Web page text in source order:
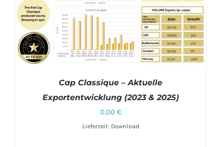
Cap Classique – Aktuelle
Exportentwicklung (2023 & 2025)
0,00 €
Lieferzeit: Download